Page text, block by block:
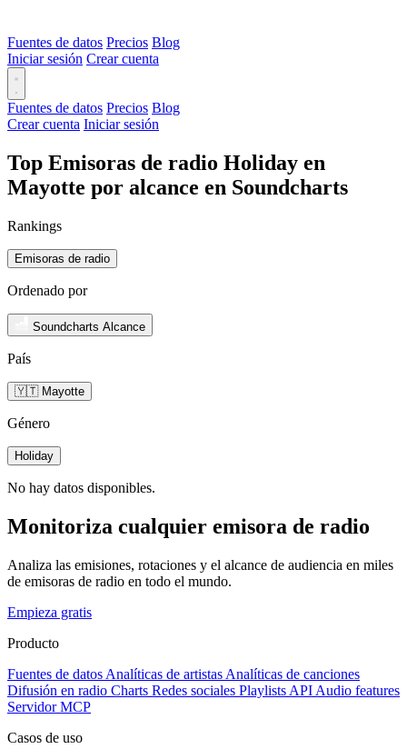
Fuentes de datos Precios Blog
Iniciar sesión Crear cuenta
Fuentes de datos Precios Blog
Crear cuenta Iniciar sesión
Top Emisoras de radio Holiday en
Mayotte por alcance en Soundcharts
Rankings
Emisoras de radio
Ordenado por
Soundcharts Alcance
País
🇾🇹 Mayotte
Género
Holiday
No hay datos disponibles.
Monitoriza cualquier emisora de radio
Analiza las emisiones, rotaciones y el alcance de audiencia en miles
de emisoras de radio en todo el mundo.
Empieza gratis
Producto
Fuentes de datos Analíticas de artistas Analíticas de canciones
Difusión en radio Charts Redes sociales Playlists API Audio features
Servidor MCP
Casos de uso